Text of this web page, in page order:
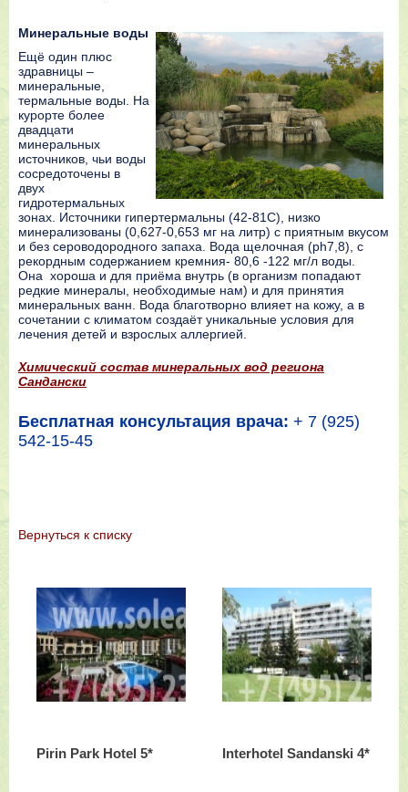
Минеральные воды
Ещё один плюс
здравницы –
минеральные,
термальные воды. На
курорте более
двадцати
минеральных
источников, чьи воды
сосредоточены в
двух
гидротермальных
зонах. Источники гипертермальны (42-81С), низко
минерализованы (0,627-0,653 мг на литр) с приятным вкусом
и без сероводородного запаха. Вода щелочная (ph7,8), с
рекордным содержанием кремния- 80,6 -122 мг/л воды.
Она хороша и для приёма внутрь (в организм попадают
редкие минералы, необходимые нам) и для принятия
минеральных ванн. Вода благотворно влияет на кожу, а в
сочетании с климатом создаёт уникальные условия для
лечения детей и взрослых аллергией.
Химический состав минеральных вод региона
Сандански
Бесплатная консультация врача: + 7 (925)
542-15-45
Вернутьcя к списку
Pirin Park Hotel 5* Interhotel Sandanski 4*